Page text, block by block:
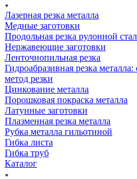
Лазерная резка металла
Медные заготовки
Продольная резка рулонной
Нержавеющие заготовки
Ленточнопильная резка
Гидроабразивная резка
метод резки
Цинкование металла
Порошковая покраска металла
Латунные заготовки
Плазменная резка металла
Рубка металла гильотиной
Гибка листа
Гибка труб
Каталог